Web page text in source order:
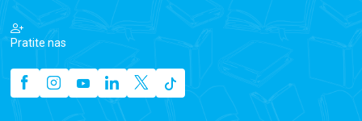
Pratite nas